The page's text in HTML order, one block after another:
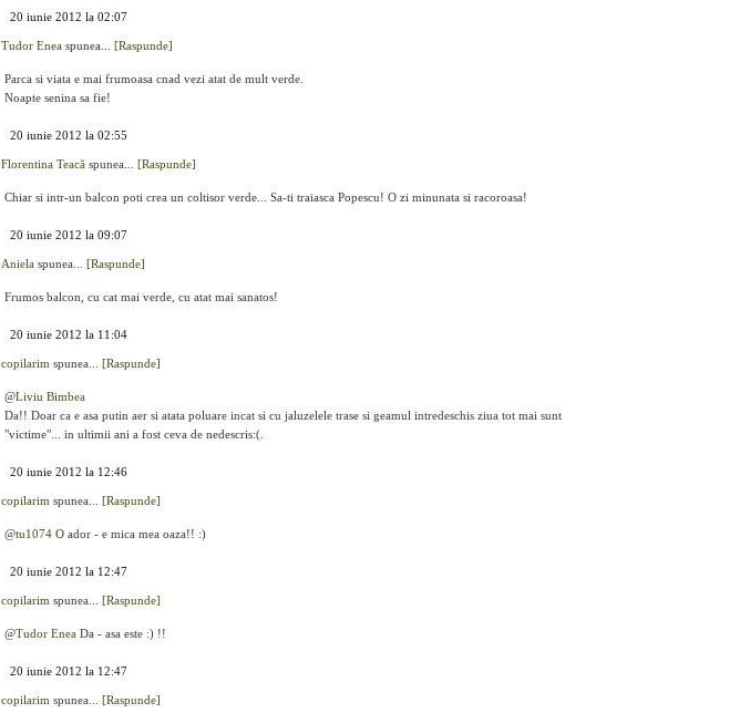
20 iunie 2012 la 02:07
Tudor Enea spunea... [Raspunde]
Parca si viata e mai frumoasa cnad vezi atat de mult verde.
Noapte senina sa fie!
20 iunie 2012 la 02:55
Florentina Teacă spunea... [Raspunde]
Chiar si intr-un balcon poti crea un coltisor verde... Sa-ti traiasca Popescu! O zi minunata si racoroasa!
20 iunie 2012 la 09:07
Aniela spunea... [Raspunde]
Frumos balcon, cu cat mai verde, cu atat mai sanatos!
20 iunie 2012 la 11:04
copilarim spunea... [Raspunde]
@Liviu Bimbea
Da!! Doar ca e asa putin aer si atata poluare incat si cu jaluzelele trase si geamul intredeschis ziua tot mai sunt
"victime"... in ultimii ani a fost ceva de nedescris:(.
20 iunie 2012 la 12:46
copilarim spunea... [Raspunde]
@tu1074 O ador - e mica mea oaza!! :)
20 iunie 2012 la 12:47
copilarim spunea... [Raspunde]
@Tudor Enea Da - asa este :) !!
20 iunie 2012 la 12:47
copilarim spunea... [Raspunde]